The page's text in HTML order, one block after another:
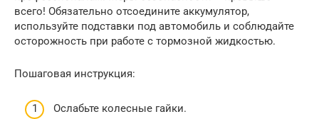
всего! Обязательно отсоедините аккумулятор,
используйте подставки под автомобиль и соблюдайте
осторожность при работе с тормозной жидкостью.
Пошаговая инструкция:
Ослабьте колесные гайки.